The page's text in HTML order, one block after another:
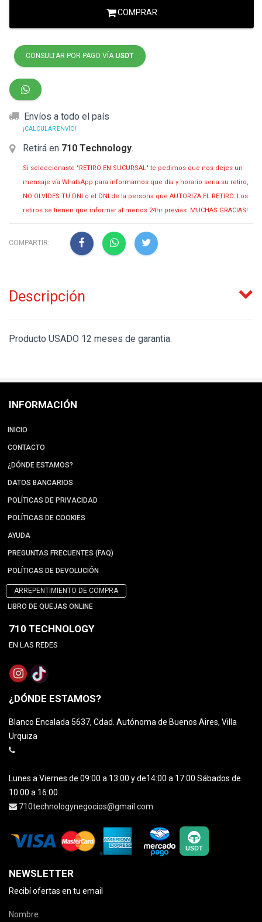
COMPRAR
CONSULTAR POR PAGO VÍA USDT
Envíos a todo el país
¡CALCULAR ENVÍO!
Retirá en 710 Technology.
Si seleccionaste "RETIRO EN SUCURSAL" te pedimos que nos dejes un
mensaje vía WhatsApp para informarnos que día y horario seria su retiro,
NO OLVIDES TU DNI o el DNI de la persona que AUTORIZA EL RETIRO. Los
retiros se tienen que informar al menos 24hr previas. MUCHAS GRACIAS!
COMPARTIR:
Descripción
Producto USADO 12 meses de garantia.
INFORMACIÓN
INICIO
CONTACTO
¿DÓNDE ESTAMOS?
DATOS BANCARIOS
POLÍTICAS DE PRIVACIDAD
POLÍTICAS DE COOKIES
AYUDA
PREGUNTAS FRECUENTES (FAQ)
POLÍTICAS DE DEVOLUCIÓN
ARREPENTIMIENTO DE COMPRA
LIBRO DE QUEJAS ONLINE
710 TECHNOLOGY
EN LAS REDES
¿DÓNDE ESTAMOS?
Blanco Encalada 5637, Cdad. Autónoma de Buenos Aires, Villa
Urquiza
Lunes a Viernes de 09:00 a 13:00 y de14:00 a 17:00 Sábados de
10:00 a 16:00
710technologynegocios@gmail.com
NEWSLETTER
Recibí ofertas en tu email